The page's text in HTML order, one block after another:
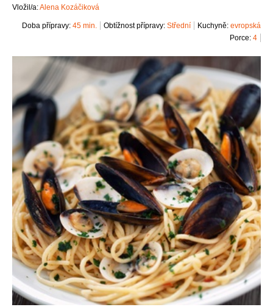
Vložil/a:Alena Kozáčiková
Kuchyně: evropská
Obtížnost přípravy: Střední
Doba přípravy: 45 min.
Porce: 4